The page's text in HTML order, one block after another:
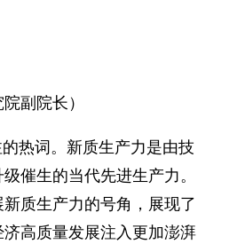
副院长）
热词。新质生产力是由技
催生的当代先进生产力。
质生产力的号角，展现了
高质量发展注入更加澎湃